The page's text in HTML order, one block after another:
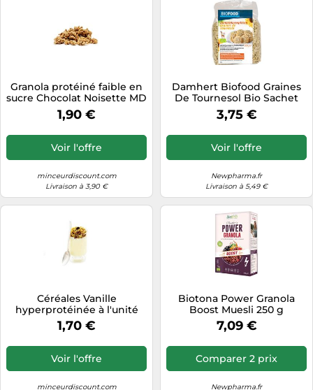
Granola protéiné faible en
sucre Chocolat Noisette MD
- Sachet individuel 30g
1,90 €
Voir l'offre
minceurdiscount.com
Livraison à 3,90 €
Damhert Biofood Graines
De Tournesol Bio Sachet
500g
3,75 €
Voir l'offre
Newpharma.fr
Livraison à 5,49 €
Céréales Vanille
hyperprotéinée à l'unité
minceurD
1,70 €
Voir l'offre
minceurdiscount.com
Biotona Power Granola
Boost Muesli 250 g
7,09 €
Comparer 2 prix
Newpharma.fr